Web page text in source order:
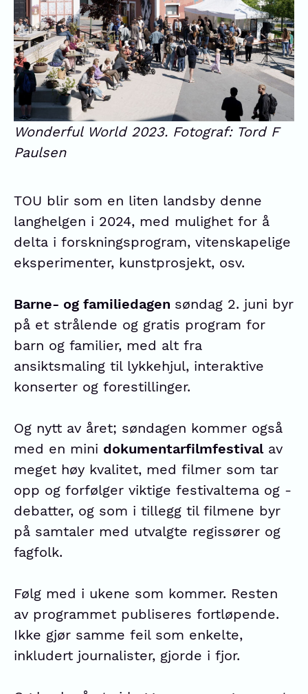
Wonderful World 2023. Fotograf: Tord F
Paulsen
TOU blir som en liten landsby denne
langhelgen i 2024, med mulighet for å
delta i forskningsprogram, vitenskapelige
eksperimenter, kunstprosjekt, osv.
Barne- og familiedagen søndag 2. juni byr
på et strålende og gratis program for
barn og familier, med alt fra
ansiktsmaling til lykkehjul, interaktive
konserter og forestillinger.
Og nytt av året; søndagen kommer også
med en mini dokumentarfilmfestivalav
meget høy kvalitet, med filmer som tar
opp og forfølger viktige festivaltema og -
debatter, og som i tillegg til filmene byr
på samtaler med utvalgte regissører og
fagfolk.
Følg med i ukene som kommer. Resten
av programmet publiseres fortløpende.
Ikke gjør samme feil som enkelte,
inkludert journalister, gjorde i fjor.